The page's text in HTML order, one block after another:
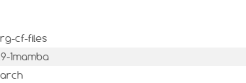
cf-files
1mamba